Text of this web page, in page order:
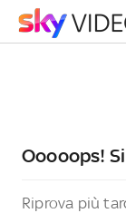
Ooooops!
Riprova più